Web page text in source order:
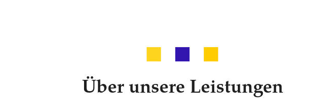
Über unsere Leistungen